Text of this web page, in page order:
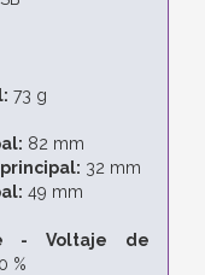
73 g
82 mm
32 mm
49 mm
- Voltaje de
%